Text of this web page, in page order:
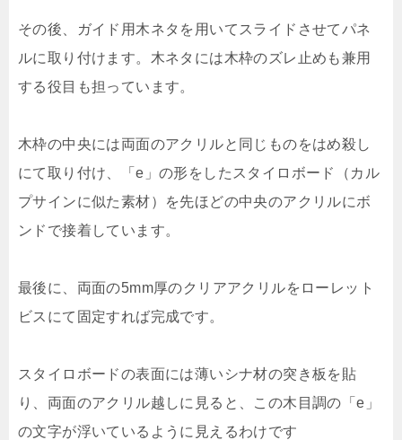
その後、ガイド用木ネタを用いてスライドさせてパネ
ルに取り付けます。木ネタには木枠のズレ止めも兼用
する役目も担っています。
木枠の中央には両面のアクリルと同じものをはめ殺し
にて取り付け、「e」の形をしたスタイロボード（カル
プサインに似た素材）を先ほどの中央のアクリルにボ
ンドで接着しています。
最後に、両面の5mm厚のクリアアクリルをローレット
ビスにて固定すれば完成です。
スタイロボードの表面には薄いシナ材の突き板を貼
り、両面のアクリル越しに見ると、この木目調の「e」
の文字が浮いているように見えるわけです